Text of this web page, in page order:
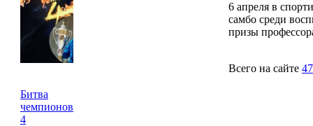
Битва
чемпионов
4
6 апреля в
самбо среди
призы
Всего на сайте